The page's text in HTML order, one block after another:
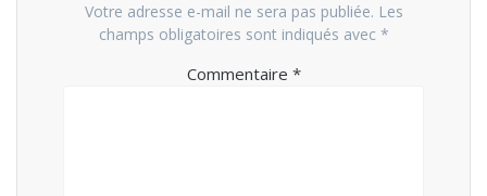
Votre adresse e-mail ne sera pas publiée. Les
champs obligatoires sont indiqués avec *
Commentaire *